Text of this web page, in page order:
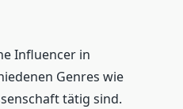
Influencer in
Genres wie
tätig sind.